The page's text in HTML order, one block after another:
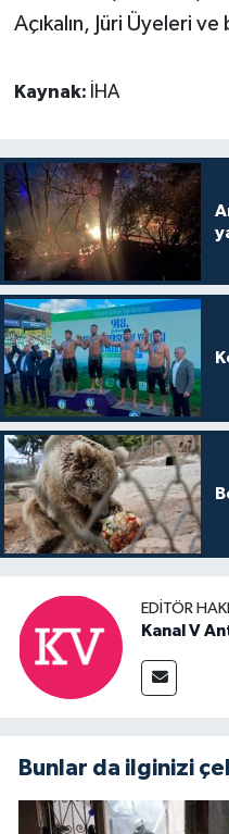
Açıkalın, Jüri Üyeleri ve
Kaynak: İHA
EDITÖR
Kanal V
Bunlar da ilginizi